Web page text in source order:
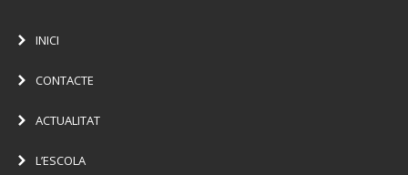
INICI
CONTACTE
ACTUALITAT
L’ESCOLA